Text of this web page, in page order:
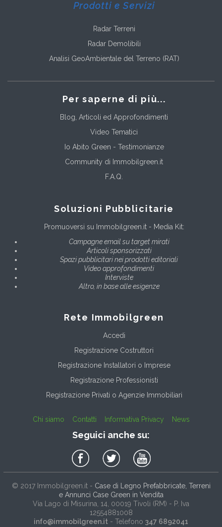
Prodotti e Servizi
Radar Terreni
Radar Demolibili
Analisi GeoAmbientale del Terreno (RAT)
Per saperne di più...
Blog, Articoli ed Approfondimenti
Video Tematici
Io Abito Green - Testimonianze
Community di Immobilgreen.it
F.A.Q.
Soluzioni Pubblicitarie
Promuoversi su Immobilgreen.it - Media Kit:
Campagne email su target mirati
Articoli sponsorizzati
Spazi pubblicitari nei prodotti editoriali
Video approfondimenti
Interviste
Altro, in base alle esigenze
Rete Immobilgreen
Accedi
Registrazione Costruttori
Registrazione Installatori o Imprese
Registrazione Professionisti
Registrazione Privati o Agenzie Immobiliari
Chi siamo Contatti Informativa Privacy News
Seguici anche su:
© 2017 Immobilgreen.it- Case di Legno Prefabbricate, Terreni
e Annunci Case Green in Vendita
Via Lago di Misurina, 14 , 00019 Tivoli (RM) - P. Iva
12554881008
info@immobilgreen.it - Telefono 347 6892041